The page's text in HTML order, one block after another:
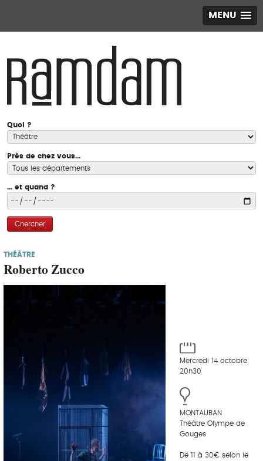
MENU
Quoi ?
Près de chez vous...
... et quand ?
Chercher
THÉÂTRE
Roberto Zucco
Mercredi 14 octobre
20h30
MONTAUBAN
Théâtre Olympe de
Gouges
De 11 à 30€ selon le